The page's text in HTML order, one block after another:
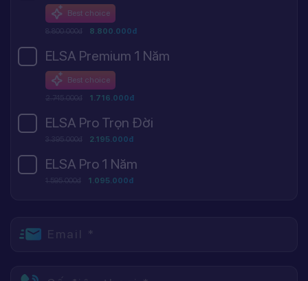
Best choice
8.800.000đ 8.800.000đ
ELSA Premium 1 Năm
Best choice
2.745.000đ 1.716.000đ
ELSA Pro Trọn Đời
3.395.000đ 2.195.000đ
ELSA Pro 1 Năm
1.595.000đ 1.095.000đ
Email *